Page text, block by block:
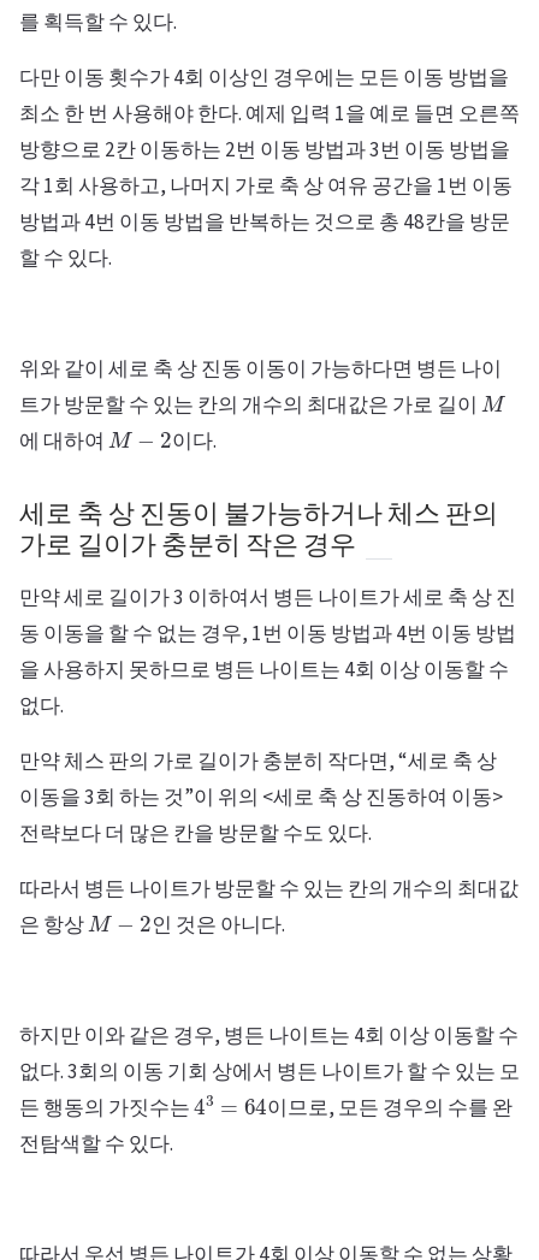
를 획득할 수 있다.
다만 이동 횟수가 4회 이상인 경우에는 모든 이동 방법을
최소 한 번 사용해야 한다. 예제 입력 1을 예로 들면 오른쪽
방향으로 2칸 이동하는 2번 이동 방법과 3번 이동 방법을
각 1회 사용하고, 나머지 가로 축 상 여유 공간을 1번 이동
방법과 4번 이동 방법을 반복하는 것으로 총 48칸을 방문
할 수 있다.
위와 같이 세로 축 상 진동 이동이 가능하다면 병든 나이
트가 방문할 수 있는 칸의 개수의 최대값은 가로 길이 M
에 대하여 M − 이다.
세로 축 상 진동이 불가능하거나 체스 판의
가로 길이가 충분히 작은 경우
만약 세로 길이가 3 이하여서 병든 나이트가 세로 축 상 진
동 이동을 할 수 없는 경우, 1번 이동 방법과 4번 이동 방법
을 사용하지 못하므로 병든 나이트는 4회 이상 이동할 수
없다.
만약 체스 판의 가로 길이가 충분히 작다면, “세로 축 상
이동을 3회 하는 것”이 위의 <세로 축 상 진동하여 이동>
전략보다 더 많은 칸을 방문할 수도 있다.
따라서 병든 나이트가 방문할 수 있는 칸의 개수의 최대값
은 항상 M − 인 것은 아니다.
하지만 이와 같은 경우, 병든 나이트는 4회 이상 이동할 수
없다. 3회의 이동 기회 상에서 병든 나이트가 할 수 있는 모
든 행동의 가짓수는 43 64
이므로, 모든 경우의 수를 완
전탐색할 수 있다.
따라서 우선 병든 나이트가 4회 이상 이동할 수 없는 상황